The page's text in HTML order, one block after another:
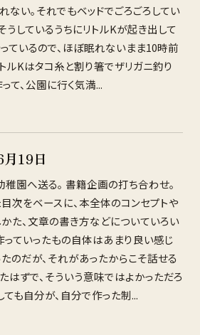
ない。それでもベッドでごろごろしてい
うしているうちにリトルKが起き出して
ているので、ほぼ眠れないまま10時前
ルKはタコ糸と割り箸でザリガニ釣り
て、公園に行く気満...
19日
稚園へ送る。 書籍企画の打ち合わせ。
次をベースに、本全体のコンセプトや
た、文章の書き方などについていろい
っていったもの自体はあまり良い感じ
のだが、それがあったからこそ話せる
はずで、そういう意味ではよかっただろ
ても自分が、自分で作った制...